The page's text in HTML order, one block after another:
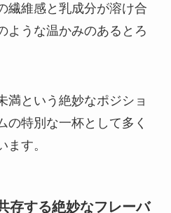
繊維感と乳成分が溶け合
ような温かみのあるとろ
満という絶妙なポジショ
の特別な一杯として多く
す。
存する絶妙なフレーバ